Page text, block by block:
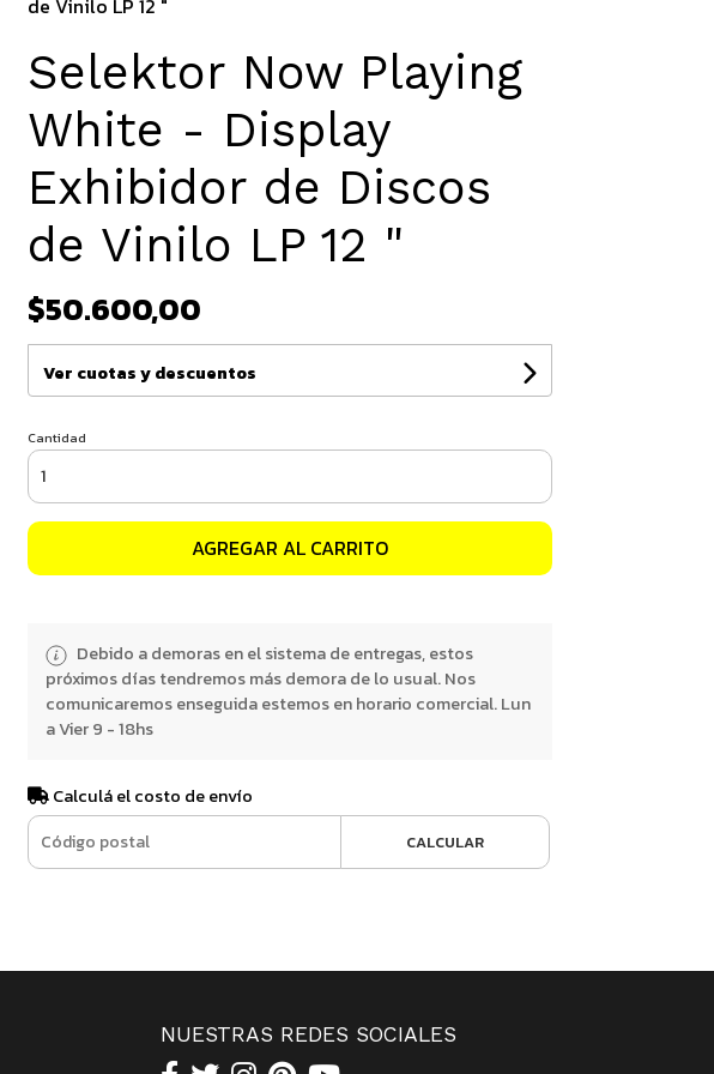
de Vinilo LP 12 "
Selektor Now Playing
White - Display
Exhibidor de Discos
de Vinilo LP 12 "
$50.600,00
Ver cuotas y descuentos
Cantidad
AGREGAR AL CARRITO
Debido a demoras en el sistema de entregas, estos
próximos días tendremos más demora de lo usual. Nos
comunicaremos enseguida estemos en horario comercial. Lun
a Vier 9 - 18hs
Calculá el costo de envío
CALCULAR
NUESTRAS REDES SOCIALES